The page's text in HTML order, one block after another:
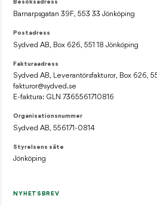
Besöksadress
Barnarpsgatan 39F, 553 33 Jönköping
Postadress
Sydved AB, Box 626, 551 18 Jönköping
Fakturaadress
Sydved AB, Leverantörsfakturor, Box 626,
fakturor@sydved.se
E-faktura: GLN 7365561710816
Organisationsnummer
Sydved AB, 556171-0814
Styrelsens säte
Jönköping
NYHETSBREV